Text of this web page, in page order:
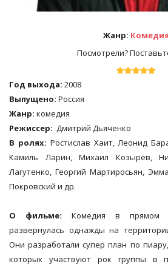
Жанр: Комедия
Посмотрели?
Год выхода: 2008
Выпущено: Россия
Жанр: комедия
Режиссер: Дмитрий Дьяченко
В ролях: Ростислав Хаит, Леонид
Камиль Ларин, Михаил Козырев,
Лагутенко, Георгий Мартиросьян,
Покровский и др.
О фильме: Комедия в прямом
развернулась однажды на
Они разработали супер план по
которых участвуют рок группы в